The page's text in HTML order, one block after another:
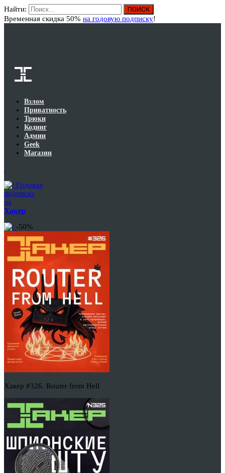
Найти:
Временная скидка 50% на годовую подписку!
Взлом
Приватность
Трюки
Кодинг
Админ
Geek
Магазин
Годовая
подписка
на
Хакер
-50%
Хакер #326. Router from Hell